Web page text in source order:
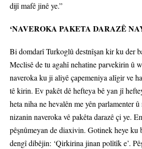
dijî mafê jinê ye.”
‘NAVEROKA PAKETA DARAZÊ
Bi domdarî Turkoglû destnîşan kir ku der
Meclisê de tu agahî nehatine parvekirin û
naveroka ku ji aliyê çapemeniya alîgir ve
tê kirin. Ev pakêt dê hefteya bê yan jî
heta niha ne hevalên me yên parlamenter
nizanin naveroka vê pakêta darazê çi ye.
pêşnûmeyan de diaxivin. Gotinek heye ku
dengî dibêjin: ‘Qirkirina jinan polîtîk e’.